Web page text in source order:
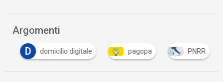
Argomenti
D
domicilio digitale pagopa PNRR